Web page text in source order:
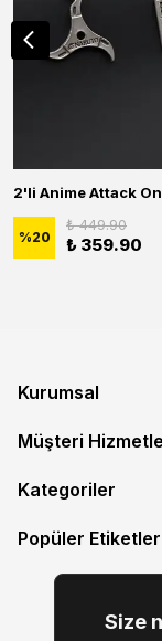
%20
₺ 449.90
₺ 359.90
Kurumsal
Müşteri
Kategoriler
Popüler Etiketler
Size